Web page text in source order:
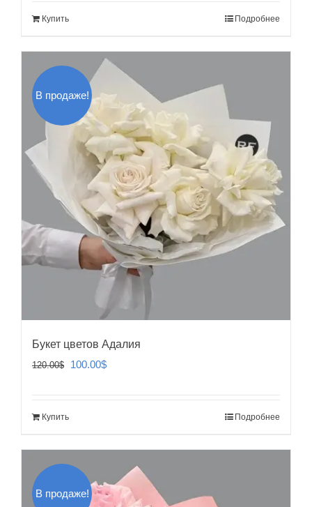
Купить Подробнее
В продаже!
Букет цветов Адалия
120.00$
Первоначальная
100.00$Текущая
Купить Подробнее
В продаже!